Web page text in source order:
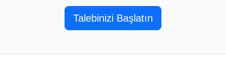
Talebinizi Başlatın